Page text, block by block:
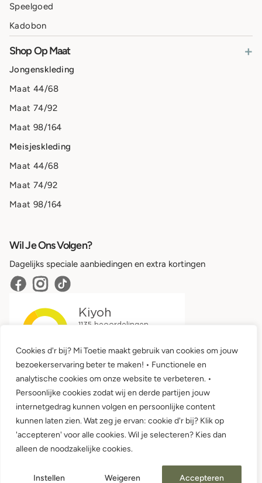
Cookies d'r bij? Mi Toetie maakt gebruik van cookies om jouw
bezoekerservaring beter te maken! • Functionele en
analytische cookies om onze website te verbeteren. •
Persoonlijke cookies zodat wij en derde partijen jouw
internetgedrag kunnen volgen en persoonlijke content
kunnen laten zien. Wat zeg je ervan: cookie d'r bij? Klik op
'accepteren' voor alle cookies. Wil je selecteren? Kies dan
alleen de noodzakelijke cookies.
Instellen Weigeren Accepteren
Speelgoed
Kadobon
Shop Op Maat +
Jongenskleding
Maat 44/68
Maat 74/92
Maat 98/164
Meisjeskleding
Maat 44/68
Maat 74/92
Maat 98/164
Wil Je Ons Volgen?
Dagelijks speciale aanbiedingen en extra kortingen
Algemene voorwaarden •
© 2026 Mi Toetie Babykleding en Kinderkleding